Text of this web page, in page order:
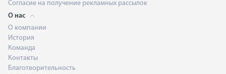
Согласие на получение рекламных рассылок
О нас
О компании
История
Команда
Контакты
Благотворительность